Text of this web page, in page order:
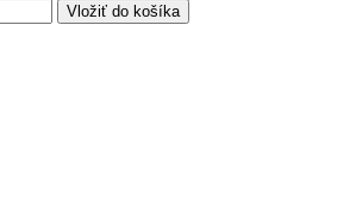
Vložiť do košíka